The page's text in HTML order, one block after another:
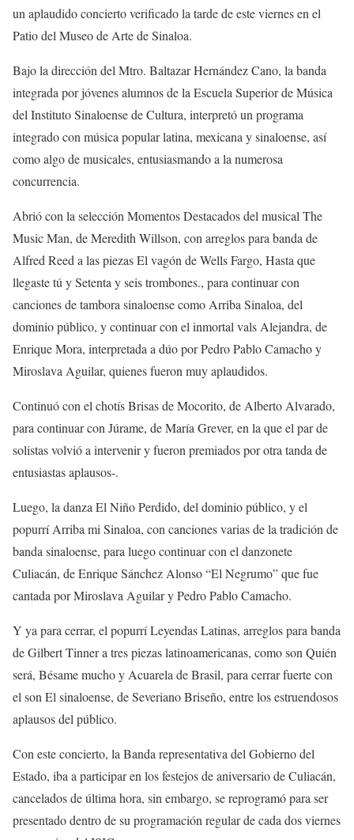
un aplaudido concierto verificado la tardedeeste viernes en el
Patio del Museo de Arte de Sinaloa.
Bajo la dirección del Mtro. Baltazar Hernández Cano, la banda
integrada por jóvenesalumnosde la Escuela Superior de Música
del Instituto Sinaloense de Cultura, interpretó un programa
integradocon música popular latina, mexicana y sinaloense, así
como algo de musicales, entusiasmando a la numerosa
concurrencia.
Abrió con la selección Momentos Destacadosdel musical The
Music Man, deMeredith Willson, con arreglos para banda de
Alfred Reed a las piezasEl vagón de Wells Fargo, Hasta que
llegaste tú ySetenta y seis trombones., para continuar con
canciones de tambora sinaloense como Arriba Sinaloa, del
dominio público, ycontinuar con el inmortal vals Alejandra, de
Enrique Mora, interpretada a dúo porPedro Pablo Camachoy
Miroslava Aguilar, quienes fueron muy aplaudidos.
Continuó con el chotísBrisasde Mocorito, de Alberto Alvarado,
para continuar con Júrame, deMaría Grever, en la que el par de
solistas volvió a intervenir y fueron premiados por otra tanda de
entusiastas aplausos-.
Luego, la danza El Niño Perdido, del dominiopúblico, y el
popurríArriba mi Sinaloa, con canciones varias de la tradición de
banda sinaloense, para luego continuar con el danzonete
Culiacán, deEnrique Sánchez Alonso “El Negrumo” que fue
cantada por Miroslava Aguilar y Pedro Pablo Camacho.
Y ya para cerrar, el popurríLeyendas Latinas, arreglos para banda
deGilbert Tinnera tres piezas latinoamericanas, como son Quién
será, Bésame muchoy Acuarela de Brasil, para cerrar fuerte con
el son El sinaloense, de Severiano Briseño, entre los estruendosos
aplausos del público.
Con este concierto, la Banda representativa del Gobierno del
Estado, iba a participar en los festejos de aniversario de Culiacán,
cancelados de última hora, sin embargo, se reprogramó para ser
presentado dentro de su programación regular de cada dos viernes